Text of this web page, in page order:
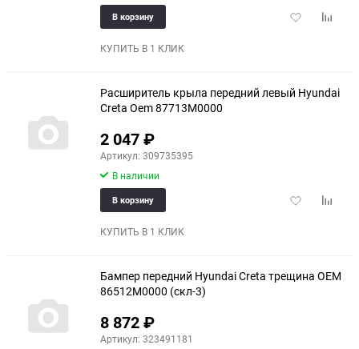
Добавить
В корзину
КУПИТЬ В 1 КЛИК
Расширитель крыла передний левый Hyundai
Creta Oem 87713M0000
2 047₽
Артикул: 309735395
В наличии
Добавить
В корзину
КУПИТЬ В 1 КЛИК
Бампер передний Hyundai Creta трещина OEM
86512M0000 (скл-3)
8 872₽
Артикул: 323491181